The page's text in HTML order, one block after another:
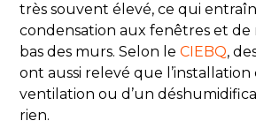
très souvent élevé, ce qui
condensation aux fenêtres et de
bas des murs. Selon leCIEBQ,
ont aussi relevé que l’installation
ventilation ou d’un
rien.